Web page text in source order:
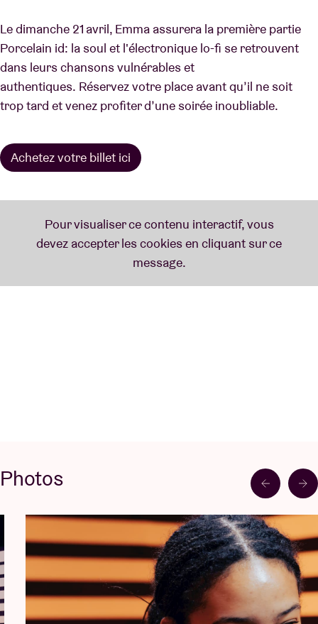
Le dimanche 21 avril, Emma assurera la première partie
Porcelain id: la soul et l'électronique lo-fi se retrouvent
dans leurs chansons vulnérables et
authentiques. Réservez votre place avant qu’il ne soit
trop tard et venez profiter d’une soirée inoubliable.
Achetez votre billet ici
Photos